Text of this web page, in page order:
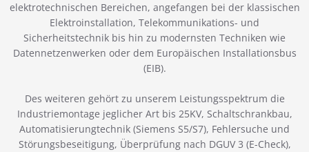
elektrotechnischen Bereichen, angefangen bei der klassischen
Elektroinstallation, Telekommunikations- und
Sicherheitstechnik bis hin zu modernsten Techniken wie
Datennetzenwerken oder dem Europäischen Installationsbus
(EIB).
Des weiteren gehört zu unserem Leistungsspektrum die
Industriemontage jeglicher Art bis 25KV, Schaltschrankbau,
Automatisierungtechnik (Siemens S5/S7), Fehlersuche und
Störungsbeseitigung, Überprüfung nach DGUV 3 (E-Check),